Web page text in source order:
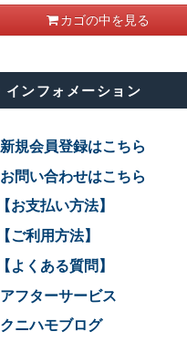
カゴの中を見る
インフォメーション
新規会員登録はこちら
お問い合わせはこちら
【お支払い方法】
【ご利用方法】
【よくある質問】
アフターサービス
クニハモブログ